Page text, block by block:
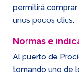
permitirá
unos pocos clics.
Normas e
Al puerto de
tomando uno de